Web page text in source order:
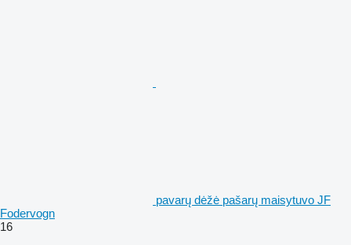
pavarų dėžė pašarų maisytuvo JF
Fodervogn
16